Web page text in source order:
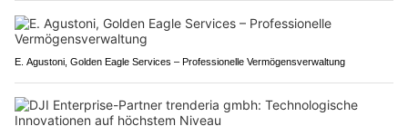
E. Agustoni, Golden Eagle Services – Professionelle Vermögensverwaltung